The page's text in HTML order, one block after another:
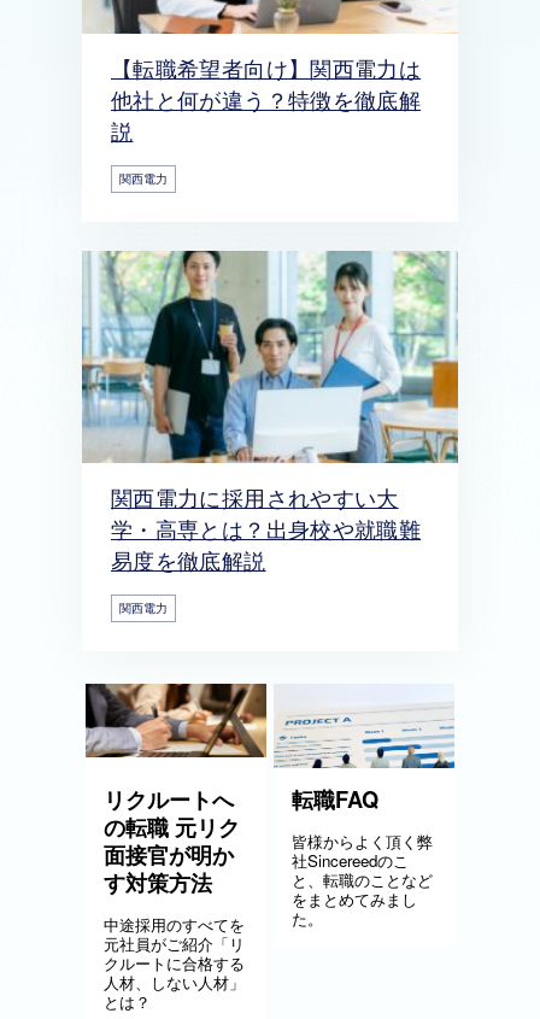
【転職希望者向け】関西電力は
他社と何が違う？特徴を徹底解
説
関西電力
関西電力に採用されやすい大
学・高専とは？出身校や就職難
易度を徹底解説
関西電力
リクルートへ
の転職 元リク
面接官が明か
す対策方法
中途採用のすべてを
元社員がご紹介「リ
クルートに合格する
人材、しない人材」
とは？
転職FAQ
皆様からよく頂く弊
社Sincereedのこ
と、転職のことなど
をまとめてみまし
た。